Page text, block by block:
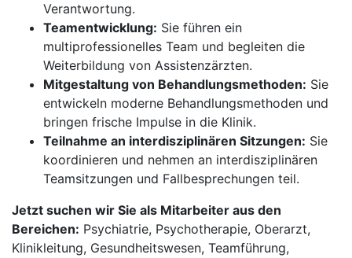
Verantwortung.
Teamentwicklung: Sie führen ein
multiprofessionelles Team und begleiten die
Weiterbildung von Assistenzärzten.
Mitgestaltung von Behandlungsmethoden: Sie
entwickeln moderne Behandlungsmethoden und
bringen frische Impulse in die Klinik.
Teilnahme an interdisziplinären Sitzungen: Sie
koordinieren und nehmen an interdisziplinären
Teamsitzungen und Fallbesprechungen teil.
Jetzt suchen wir Sie als Mitarbeiter aus den
Bereichen: Psychiatrie, Psychotherapie, Oberarzt,
Klinikleitung, Gesundheitswesen, Teamführung,